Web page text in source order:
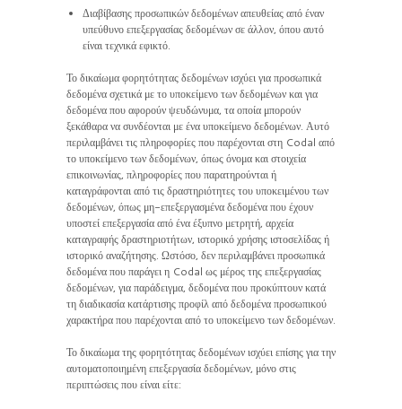
Διαβίβασης προσωπικών δεδομένων απευθείας από έναν
υπεύθυνο επεξεργασίας δεδομένων σε άλλον, όπου αυτό
είναι τεχνικά εφικτό.
Το δικαίωμα φορητότητας δεδομένων ισχύει για προσωπικά
δεδομένα σχετικά με το υποκείμενο των δεδομένων και για
δεδομένα που αφορούν ψευδώνυμα, τα οποία μπορούν
ξεκάθαρα να συνδέονται με ένα υποκείμενο δεδομένων. Αυτό
περιλαμβάνει τις πληροφορίες που παρέχονται στη Codal από
το υποκείμενο των δεδομένων, όπως όνομα και στοιχεία
επικοινωνίας, πληροφορίες που παρατηρούνται ή
καταγράφονται από τις δραστηριότητες του υποκειμένου των
δεδομένων, όπως μη-επεξεργασμένα δεδομένα που έχουν
υποστεί επεξεργασία από ένα έξυπνο μετρητή, αρχεία
καταγραφής δραστηριοτήτων, ιστορικό χρήσης ιστοσελίδας ή
ιστορικό αναζήτησης. Ωστόσο, δεν περιλαμβάνει προσωπικά
δεδομένα που παράγει η Codal ως μέρος της επεξεργασίας
δεδομένων, για παράδειγμα, δεδομένα που προκύπτουν κατά
τη διαδικασία κατάρτισης προφίλ από δεδομένα προσωπικού
χαρακτήρα που παρέχονται από το υποκείμενο των δεδομένων.
Το δικαίωμα της φορητότητας δεδομένων ισχύει επίσης για την
αυτοματοποιημένη επεξεργασία δεδομένων, μόνο στις
περιπτώσεις που είναι είτε: